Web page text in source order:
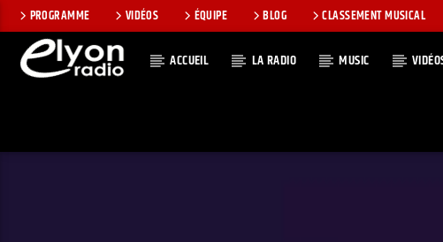
PROGRAMME VIDÉOS ÉQUIPE BLOG CLASSEMENT MUSICAL
ACCUEIL LA RADIO MUSIC